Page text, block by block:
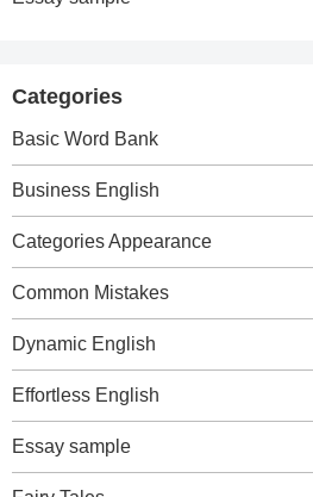
Categories
Basic Word Bank
Business English
Categories Appearance
Common Mistakes
Dynamic English
Effortless English
Essay sample